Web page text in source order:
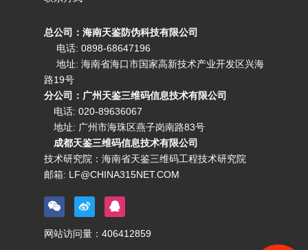
总公司：海南天鉴防伪科技有限公司
电话: 0898-68647196
地址: 海南省海口市国家高新技术产业开发区兴海
路19号
分公司：广州天鉴三维码信息技术有限公司
电话: 020-89636067
地址: 广州市海珠区燕子岗南路83号
成都天鉴三维码信息技术有限公司
技术研究院：海南省天鉴三维码工程技术研究院
邮箱: LF@CHINA315NET.COM
网站访问量： 406412859